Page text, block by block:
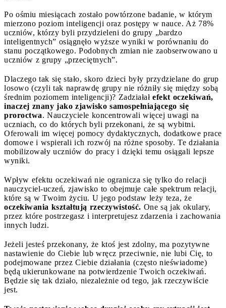
Po ośmiu miesiącach zostało powtórzone badanie, w którym
mierzono poziom inteligencji oraz postępy w nauce. Aż 78%
uczniów, którzy byli przydzieleni do grupy „bardzo
inteligentnych” osiągnęło wyższe wyniki w porównaniu do
stanu początkowego. Podobnych zmian nie zaobserwowano u
uczniów z grupy „przeciętnych”.
Dlaczego tak się stało, skoro dzieci były przydzielane do grup
losowo (czyli tak naprawdę grupy nie różniły się między sobą
średnim poziomem inteligencji)? Zadziałał efekt oczekiwań,
inaczej znany jako zjawisko samospełniającego się
proroctwa. Nauczyciele koncentrowali więcej uwagi na
uczniach, co do których byli przekonani, że są wybitni.
Oferowali im więcej pomocy dydaktycznych, dodatkowe prace
domowe i wspierali ich rozwój na różne sposoby. Te działania
mobilizowały uczniów do pracy i dzięki temu osiągali lepsze
wyniki.
Wpływ efektu oczekiwań nie ogranicza się tylko do relacji
nauczyciel-uczeń, zjawisko to obejmuje całe spektrum relacji,
które są w Twoim życiu. U jego podstaw leży teza, że
oczekiwania kształtują rzeczywistość. One są jak okulary,
przez które postrzegasz i interpretujesz zdarzenia i zachowania
innych ludzi.
Jeżeli jesteś przekonany, że ktoś jest zdolny, ma pozytywne
nastawienie do Ciebie lub wręcz przeciwnie, nie lubi Cię, to
podejmowane przez Ciebie działania (często nieświadome)
będą ukierunkowane na potwierdzenie Twoich oczekiwań.
Będzie się tak działo, niezależnie od tego, jak rzeczywiście
jest.